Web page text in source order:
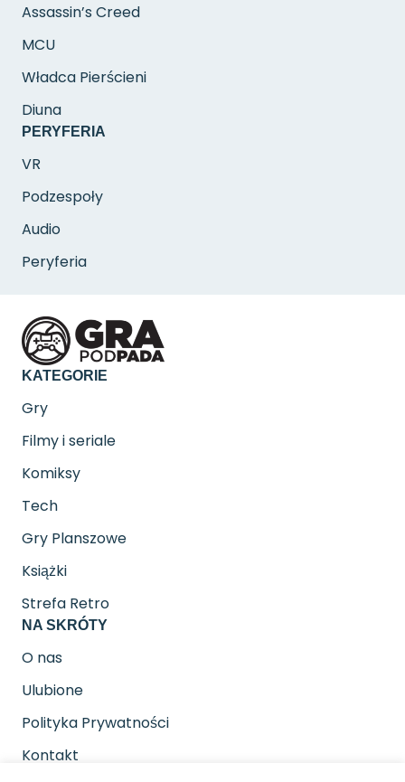
Assassin’s Creed
MCU
Władca Pierścieni
Diuna
PERYFERIA
VR
Podzespoły
Audio
Peryferia
KATEGORIE
Gry
Filmy i seriale
Komiksy
Tech
Gry Planszowe
Książki
Strefa Retro
NA SKRÓTY
O nas
Ulubione
Polityka Prywatności
Kontakt